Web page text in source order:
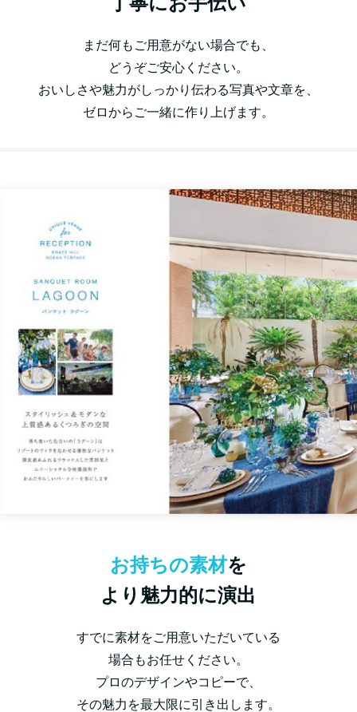
まだ何もご用意がない場合でも、
どうぞご安心ください。
おいしさや魅力がしっかり伝わる写真や文章を、
ゼロからご一緒に作り上げます。
お持ちの素材を
より魅力的に演出
すでに素材をご用意いただいている
場合もお任せください。
プロのデザインやコピーで、
その魅力を最大限に引き出します。